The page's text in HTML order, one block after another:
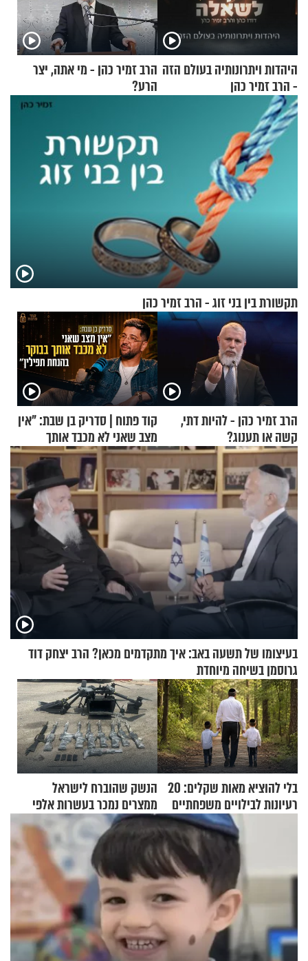
היהדות ויתרונותיה בעולם הזה
- הרב זמיר כהן
הרב זמיר כהן - מי אתה, יצר
הרע?
תקשורת בין בני זוג - הרב זמיר כהן
הרב זמיר כהן - להיות דתי,
קשה או תענוג?
קוד פתוח | סדריק בן שבת: "אין
מצב שאני לא מכבד אותך
בבוקר בהנחת תפילין"
בעיצומו של תשעה באב: איך מתקדמים מכאן? הרב יצחק דוד
גרוסמן בשיחה מיוחדת
בלי להוציא מאות שקלים: 20
רעיונות לבילויים משפחתיים
הנשק שהוברח לישראל
ממצרים נמכר בעשרות אלפי
שקלים